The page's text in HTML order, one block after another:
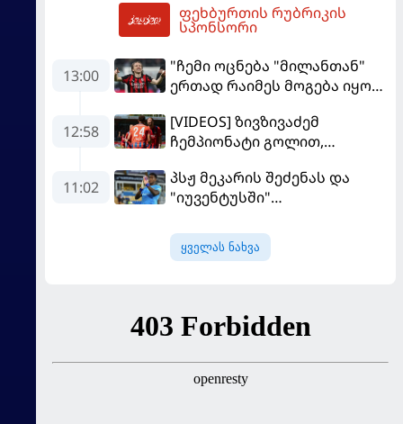
ფეხბურთის რუბრიკის
სპონსორი
13:00
"ჩემი ოცნება "მილანთან"
ერთად რაიმეს მოგება იყო" -
თავის მისიაზე ისაუბრა
12:58
[VIDEOS] ზივზივაძემ
ჩემპიონატი გოლით,
გამარჯვებით დაიწყო
11:02
პსჟ მეკარის შეძენას და
"იუვენტუსში"
ყველას ნახვა